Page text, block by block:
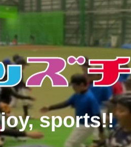
sports!!